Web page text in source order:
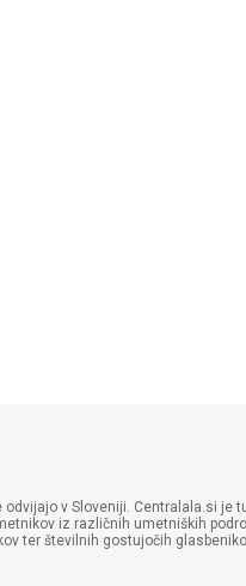
v Sloveniji. Centralala.si je
iz različnih umetniških
ter številnih gostujočih